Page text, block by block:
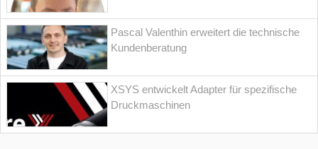
Pascal Valenthin erweitert die technische
Kundenberatung
XSYS entwickelt Adapter für spezifische
Druckmaschinen